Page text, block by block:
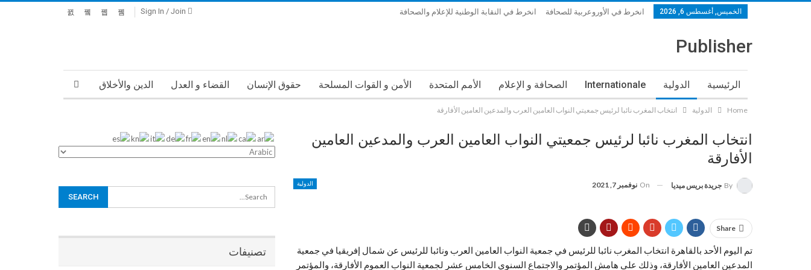
الخميس, أغسطس 6, 2026 انخرط في الأوروعربية للصحافة
انخرط في النقابة الوطنية للإعلام والصحافة
Publisher
الرئيسية الدولية Internationale الصحافة و الإعلام الأمم المتحدة الأمن و القوات المسلحة حقوق الإنسان القضاء و العدل الدين والأخلاق
جامعات ومعاهد كتب ومراجيع آراء وأفكار تقارير وبيانات أبحاث ودراسات
الطب والصحة الاقتصاد والأعمال التنمية والسياحة جمعيات و مجموعات نقابات التعليم نقابات المحامين نقابات المهندسين نقابات الأطباء
حسن برهون
وفيات و تعازي أنشطة الملك سلسلة دورات التكوين والتأطير المتعددة التخصصات
& انخرط في حملة التكريم VIP الحطابي: انتخابات المجلس خارج الهيئات “تجاوز غير مشروع”
Home الدولية انتخاب المغرب نائبا لرئيس جمعيتي النواب العامين العرب والمدعين العامين الأفارقة
انتخاب المغرب نائبا لرئيس جمعيتي النواب العامين العرب والمدعين العامين
الأفارقة
الدولية By جريدة بريس ميديا On نوفمبر 7, 2021
Share
تم اليوم الأحد بالقاهرة انتخاب المغرب نائبا للرئيس في جمعية النواب العامين العرب ونائبا للرئيس عن شمال إفريقيا في جمعية
المدعين العامين الأفارقة، وذلك على هامش المؤتمر والاجتماع السنوي الخامس عشر لجمعية النواب العموم الأفارقة، والمؤتمر
تصنيفات